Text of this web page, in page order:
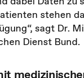
stehen
sagt Dr.
Dienst Bund.